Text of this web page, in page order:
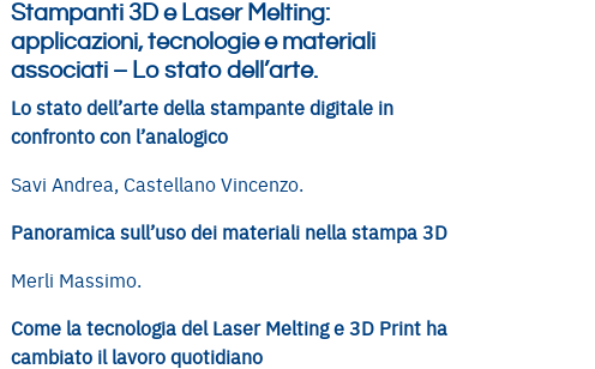
Stampanti 3D e Laser Melting:
applicazioni, tecnologie e materiali
associati – Lo stato dell’arte.
Lo stato dell’arte della stampante digitale in
confronto con l’analogico
Savi Andrea, Castellano Vincenzo.
Panoramica sull’uso dei materiali nella stampa 3D
Merli Massimo.
Come la tecnologia del Laser Melting e 3D Print ha
cambiato il lavoro quotidiano